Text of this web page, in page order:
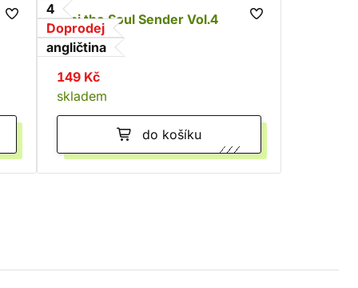
4
Doprodej
angličtina
Alpi the Soul Sender Vol.4
Rona
149 Kč
skladem
do košíku